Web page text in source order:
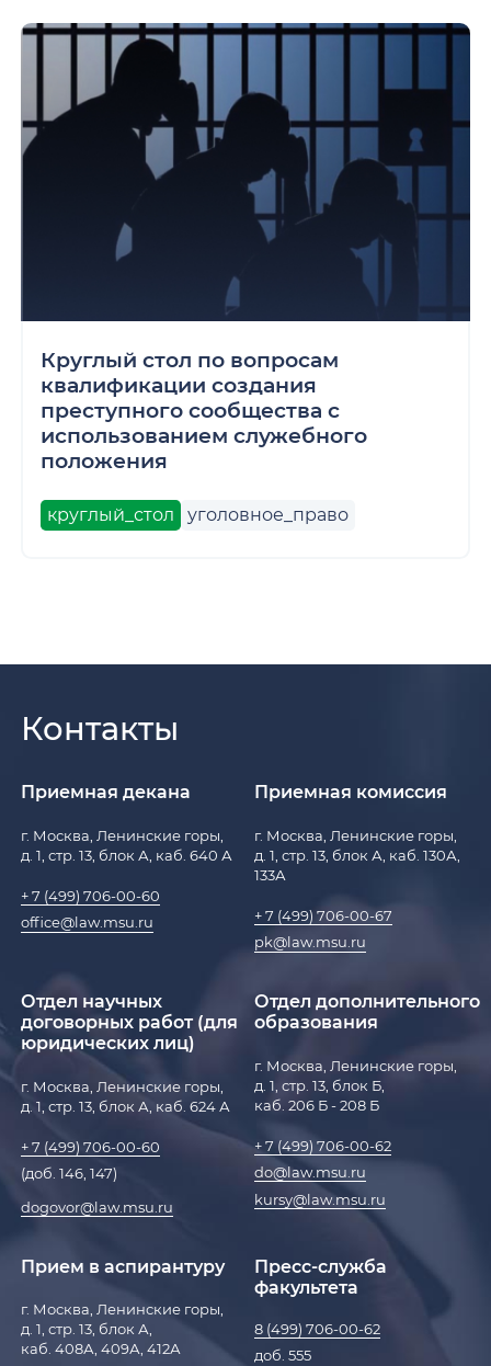
Круглый стол по вопросам
квалификации создания
преступного сообщества с
использованием служебного
положения
круглый_стол уголовное_право
Контакты
Приемная декана
г. Москва, Ленинские горы,
д. 1, стр. 13, блок А, каб. 640 А
+ 7 (499) 706-00-60
office@law.msu.ru
Приемная комиссия
г. Москва, Ленинские горы,
д. 1, стр. 13, блок А, каб. 130А,
133А
+ 7 (499) 706-00-67
pk@law.msu.ru
Отдел научных
договорных работ (для
юридических лиц)
г. Москва, Ленинские горы,
д. 1, стр. 13, блок А, каб. 624 А
+ 7 (499) 706-00-60
(доб. 146, 147)
dogovor@law.msu.ru
Отдел дополнительного
образования
г. Москва, Ленинские горы,
д. 1, стр. 13, блок Б,
каб. 206 Б - 208 Б
+ 7 (499) 706-00-62
do@law.msu.ru
kursy@law.msu.ru
Прием в аспирантуру
г. Москва, Ленинские горы,
д. 1, стр. 13, блок А,
каб. 408А, 409А, 412А
Пресс-служба
факультета
8 (499) 706-00-62
доб. 555